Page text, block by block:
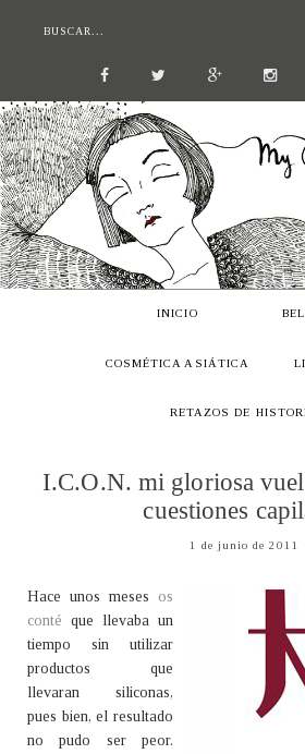
INICIO
COSMÉTICA ASIÁTICA
RETAZOS DE
I.C.O.N. mi gloriosa
cuestiones
1 de junio de 2011
Hace unos meses os
conté que llevaba un
tiempo sin utilizar
productos que
llevaran siliconas,
pues bien, el resultado
no pudo ser peor.